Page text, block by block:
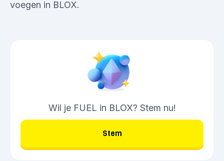
voegen in BLOX.
Wil je FUEL in BLOX? Stem nu!
Stem